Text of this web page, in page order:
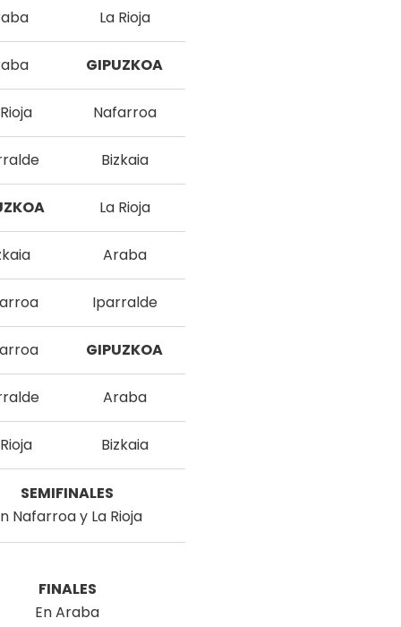
La Rioja
GIPUZKOA
Nafarroa
Bizkaia
La Rioja
Araba
Iparralde
GIPUZKOA
Araba
Bizkaia
SEMIFINALES
Nafarroa y La Rioja
FINALES
En Araba